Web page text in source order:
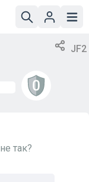
JF2
так?